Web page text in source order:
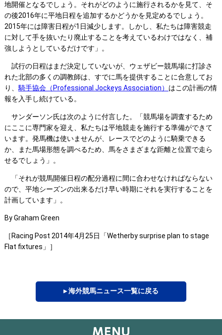
地開催となるでしょう。それがどのように施行されるかを見て、そ
の後2016年に平地日程を追加するかどうかを見定めるでしょう。
2015年には障害日程が1日減少します。しかし、私たちは障害競走
に対して手を抜いたり廃止することを考えているわけではなく、補
強しようとしているだけです」。
試行の日程はまだ決定していないが、ウェザビー競馬場に打診さ
れた北部の多くの調教師は、すでに馬を提供することに合意してお
り、騎手協会（Professional Jockeys Association） はこの計画の情
報を入手し続けている。
サンダーソン氏は次のように付言した。「競馬場を調査するため
にここに専門家を迎え、私たちは平地競走を施行する準備ができて
います。発馬機は使いませんが、レースでどのように騎乗できる
か、また馬場形態を調べるため、馬をさまざまな距離と位置で走ら
せるでしょう」。
「それが競馬開催日程の配分過程に間に合わせなければならない
ので、平地シーズンの出来るだけ早い時期にそれを実行することを
計画しています」。
By Graham Green
［Racing Post 2014年4月25日「Wetherby surprise plan to stage
Flat fixtures」］
▸ 海外競馬ニュース一覧に戻る